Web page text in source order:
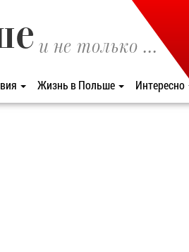
и не только ...
Жизнь в Польше Интересно